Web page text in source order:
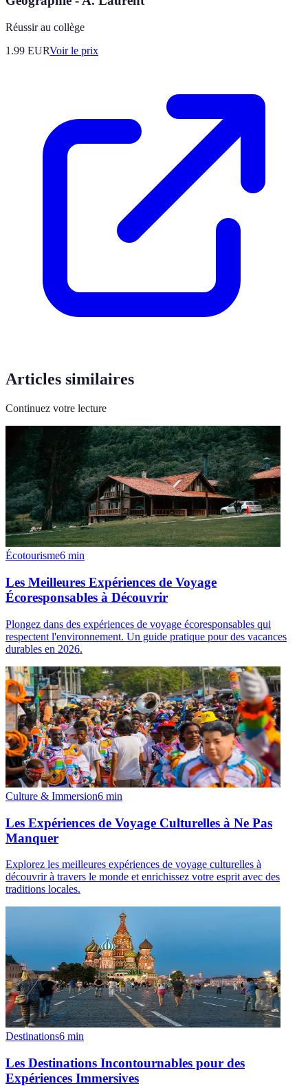
Réussir au collège
1.99 EURVoir le prix
Articles similaires
Continuez votre lecture
Écotourisme6 min
Les Meilleures Expériences de Voyage
Écoresponsables à Découvrir
Plongez dans des expériences de voyage écoresponsables qui
respectent l'environnement. Un guide pratique pour des vacances
durables en 2026.
Culture & Immersion6 min
Les Expériences de Voyage Culturelles à Ne Pas
Manquer
Explorez les meilleures expériences de voyage culturelles à
découvrir à travers le monde et enrichissez votre esprit avec des
traditions locales.
Destinations6 min
Les Destinations Incontournables pour des
Expériences Immersives